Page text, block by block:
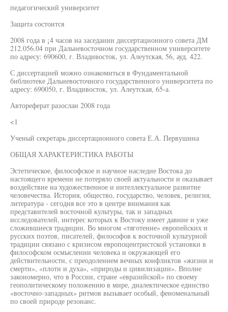
педагогический университет
Защита состоится
2008 года в ¡4 часов на заседании диссертационного совета ДМ
212.056.04 при Дальневосточном государственном университете
по адресу: 690600, г. Владивосток, ул. Алеутская, 56, ауд. 422.
С диссертацией можно ознакомиться в Фундаментальной
библиотеке Дальневосточного государственного университета по
адресу: 690050, г. Владивосток, ул. Алеутская, 65-а.
Автореферат разослан 2008 года
<1
Ученый секретарь диссертационного совета Е.А. Первушина
ОБЩАЯ ХАРАКТЕРИСТИКА РАБОТЫ
Эстетическое, философское и научное наследие Востока до
настоящего времени не потеряло своей актуальности и оказывает
воздействие на художественное и интеллектуальное развитие
человечества. История, общество, государство, человек, религия,
литература - сегодня все это в центре внимания как
представителей восточной культуры, так и западных
исследователей, интерес которых к Востоку имеет давние и уже
сложившиеся традиции. Во многом «тяготение» европейских и
русских поэтов, писателей, философов к восточной культурной
традиции связано с кризисом европоцентристской установки в
философском осмыслении человека и окружающей его
действительности, с преодолением вечных конфликтов «жизни и
смерти», «плоти и духа», «природы и цивилизации». Вполне
закономерно, что в России, стране «евразийской» по своему
геополитическому положению в мире, диалектическое единство
«восточно-западных» ритмов вызывает особый, феноменальный
по своей природе резонанс.